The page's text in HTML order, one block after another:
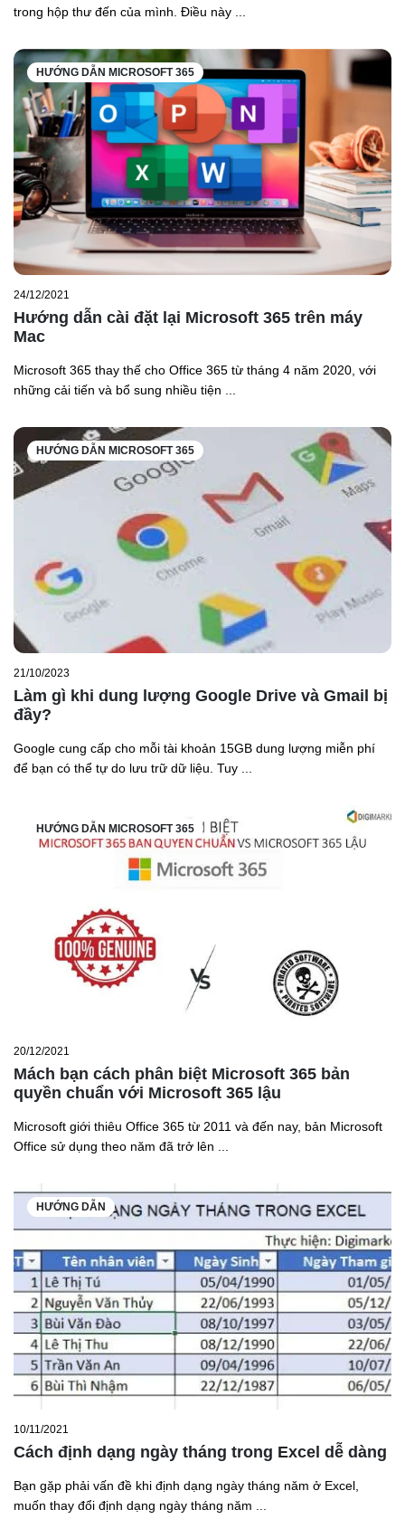
trong hộp thư đến của mình. Điều này ...
HƯỚNG DẪN MICROSOFT 365
24/12/2021
Hướng dẫn cài đặt lại Microsoft 365 trên máy
Mac
Microsoft 365 thay thế cho Office 365 từ tháng 4 năm 2020, với
những cải tiến và bổ sung nhiều tiện ...
HƯỚNG DẪN MICROSOFT 365
21/10/2023
Làm gì khi dung lượng Google Drive và Gmail bị
đầy?
Google cung cấp cho mỗi tài khoản 15GB dung lượng miễn phí
để bạn có thể tự do lưu trữ dữ liệu. Tuy ...
HƯỚNG DẪN MICROSOFT 365
20/12/2021
Mách bạn cách phân biệt Microsoft 365 bản
quyền chuẩn với Microsoft 365 lậu
Microsoft giới thiêu Office 365 từ 2011 và đến nay, bản Microsoft
Office sử dụng theo năm đã trở lên ...
HƯỚNG DẪN
10/11/2021
Cách định dạng ngày tháng trong Excel dễ dàng
Bạn gặp phải vấn đề khi định dạng ngày tháng năm ở Excel,
muốn thay đổi định dạng ngày tháng năm ...